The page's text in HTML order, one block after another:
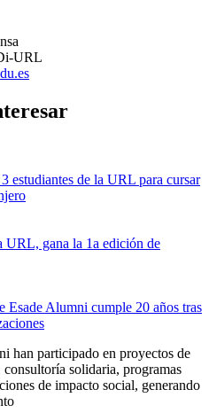
URL
estudiantes de la URL para cursar
URL, gana la 1a edición de
Esade Alumni cumple 20 años tras
han participado en proyectos de
solidaria, programas
de impacto social, generando